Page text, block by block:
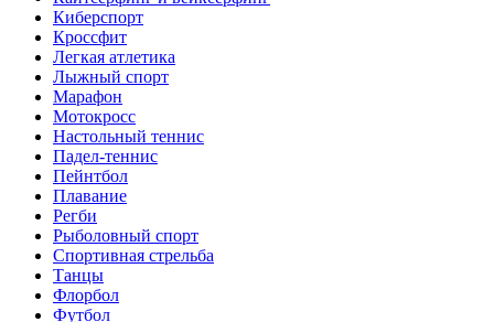
Киберспорт
Кроссфит
Легкая атлетика
Лыжный спорт
Марафон
Мотокросс
Настольный теннис
Падел-теннис
Пейнтбол
Плавание
Регби
Рыболовный спорт
Спортивная стрельба
Танцы
Флорбол
Футбол